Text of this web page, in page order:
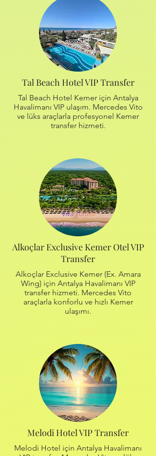
Tal Beach Hotel VIP Transfer
Tal Beach Hotel Kemer için Antalya
Havalimanı VIP ulaşım. Mercedes Vito
ve lüks araçlarla profesyonel Kemer
transfer hizmeti.
Alkoçlar Exclusive Kemer Otel VIP
Transfer
Alkoçlar Exclusive Kemer (Ex. Amara
Wing) için Antalya Havalimanı VIP
transfer hizmeti. Mercedes Vito
araçlarla konforlu ve hızlı Kemer
ulaşımı.
Melodi Hotel VIP Transfer
Melodi Hotel için Antalya Havalimanı